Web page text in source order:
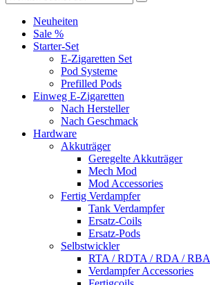
Neuheiten
Sale %
Starter-Set
E-Zigaretten Set
Pod Systeme
Prefilled Pods
Einweg E-Zigaretten
Nach Hersteller
Nach Geschmack
Hardware
Akkuträger
Geregelte Akkuträger
Mech Mod
Mod Accessories
Fertig Verdampfer
Tank Verdampfer
Ersatz-Coils
Ersatz-Pods
Selbstwickler
RTA / RDTA / RDA / RBA
Verdampfer Accessories